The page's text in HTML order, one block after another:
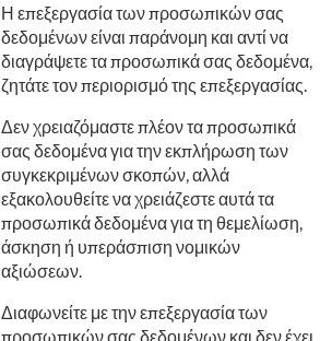
Η επεξεργασία των προσωπικών σας
δεδομένων είναι παράνομη και αντί να
διαγράψετε τα προσωπικά σας δεδομένα,
ζητάτε τον περιορισμό της επεξεργασίας.
Δεν χρειαζόμαστε πλέον τα προσωπικά
σας δεδομένα για την εκπλήρωση των
συγκεκριμένων σκοπών, αλλά
εξακολουθείτε να χρειάζεστε αυτά τα
προσωπικά δεδομένα για τη θεμελίωση,
άσκηση ή υπεράσπιση νομικών
αξιώσεων.
Διαφωνείτε με την επεξεργασία των
προσωπικών σας δεδομένων και δεν έχει